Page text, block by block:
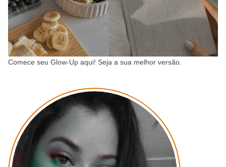
Comece seu Glow-Up aqui! Seja a sua melhor versão.